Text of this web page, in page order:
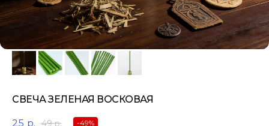
СВЕЧА ЗЕЛЕНАЯ ВОСКОВАЯ
25 р. 49 р. -49%